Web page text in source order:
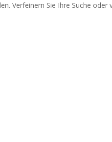
Verfeinern Sie Ihre Suche oder